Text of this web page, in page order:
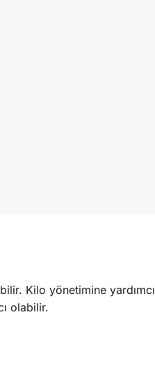
Kilo yönetimine yardımcı
olabilir.